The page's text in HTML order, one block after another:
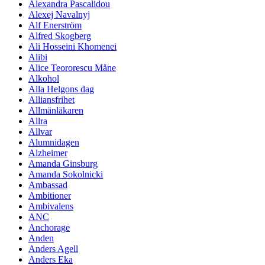
Alexandra Pascalidou
Alexej Navalnyj
Alf Enerström
Alfred Skogberg
Ali Hosseini Khomenei
Alibi
Alice Teororescu Måne
Alkohol
Alla Helgons dag
Alliansfrihet
Allmänläkaren
Allra
Allvar
Alumnidagen
Alzheimer
Amanda Ginsburg
Amanda Sokolnicki
Ambassad
Ambitioner
Ambivalens
ANC
Anchorage
Anden
Anders Agell
Anders Eka